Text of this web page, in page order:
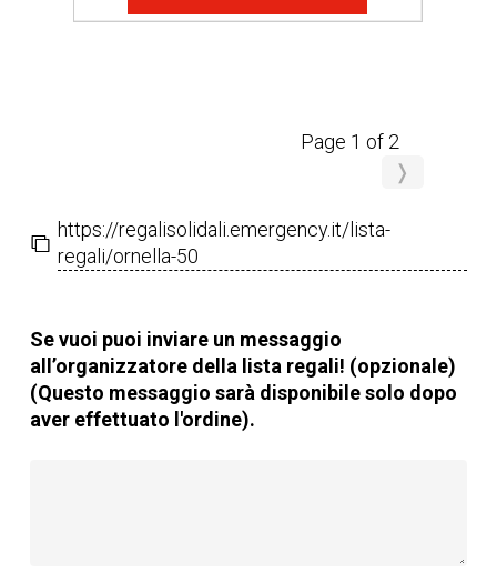
Page 1 of 2
❭
https://regalisolidali.emergency.it/lista-
regali/ornella-50
Se vuoi puoi inviare un messaggio
all’organizzatore della lista regali! (opzionale)
(Questo messaggio sarà disponibile solo dopo
aver effettuato l'ordine).